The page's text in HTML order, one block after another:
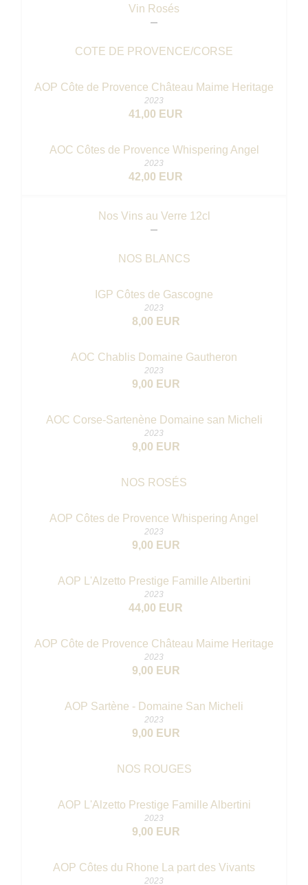
Vin Rosés
COTE DE PROVENCE/CORSE
AOP Côte de Provence Château Maime Heritage
2023
41,00 EUR
AOC Côtes de Provence Whispering Angel
2023
42,00 EUR
Nos Vins au Verre 12cl
NOS BLANCS
IGP Côtes de Gascogne
2023
8,00 EUR
AOC Chablis Domaine Gautheron
2023
9,00 EUR
AOC Corse-Sartenène Domaine san Micheli
2023
9,00 EUR
NOS ROSÉS
AOP Côtes de Provence Whispering Angel
2023
9,00 EUR
AOP L'Alzetto Prestige Famille Albertini
2023
44,00 EUR
AOP Côte de Provence Château Maime Heritage
2023
9,00 EUR
AOP Sartène - Domaine San Micheli
2023
9,00 EUR
NOS ROUGES
AOP L'Alzetto Prestige Famille Albertini
2023
9,00 EUR
AOP Côtes du Rhone La part des Vivants
2023